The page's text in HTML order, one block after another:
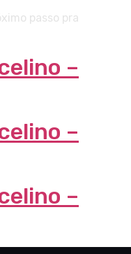
passo pra
–
–
–